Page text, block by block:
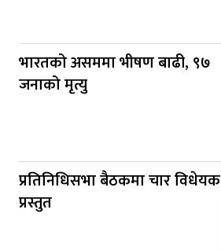
भारतको असममा भीषण बाढी, ९७
जनाको मृत्यु
प्रतिनिधिसभा बैठकमा चार विधेयक
प्रस्तुत